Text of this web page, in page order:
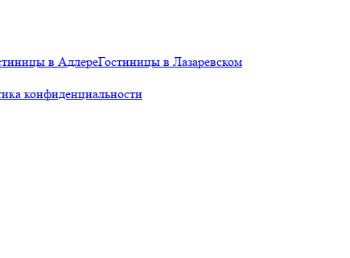
в АдлереГостиницы в Лазаревском
конфиденциальности